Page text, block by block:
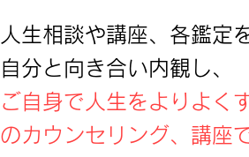
人生相談や講座、各鑑定
自分と向き合い内観し、
ご自身で人生をよりよく
のカウンセリング、講座